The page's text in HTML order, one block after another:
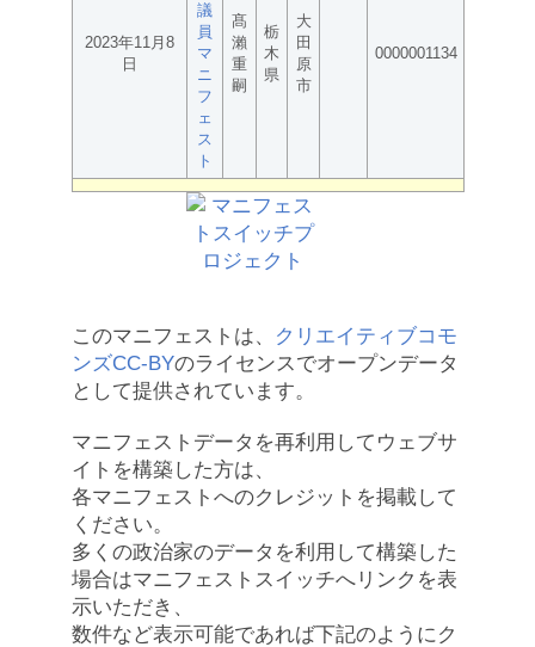
2023年11月8
日
議
員
マ
ニ
フ
ェ
ス
ト
髙
瀨
重
嗣
栃
木
県
大
田
原
市
0000001134
このマニフェストは、
クリエイティブコモ
ンズCC-BYのライセンスでオープンデータ
として提供されています。
マニフェストデータを再利用してウェブサ
イトを構築した方は、
各マニフェストへのクレジットを掲載して
ください。
多くの政治家のデータを利用して構築した
場合はマニフェストスイッチへリンクを表
示いただき、
数件など表示可能であれば下記のようにク